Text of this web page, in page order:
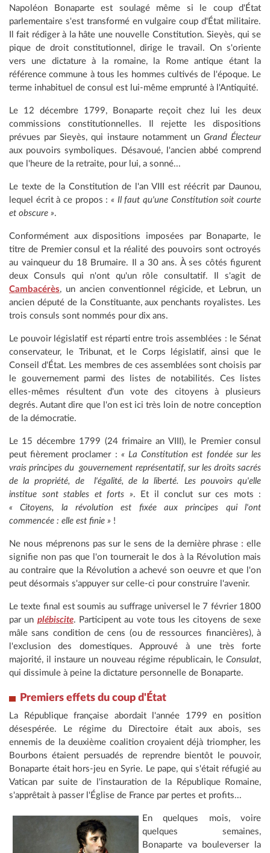
Napoléon Bonaparte est soulagé même si le coup d'État
parlementaire s'est transformé en vulgaire coup d'État militaire.
Il fait rédiger à la hâte une nouvelle Constitution. Sieyès, qui se
pique de droit constitutionnel, dirige le travail. On s'oriente
vers une dictature à la romaine, la Rome antique étant la
référence commune à tous les hommes cultivés de l'époque. Le
terme inhabituel de consul est lui-même emprunté à l'Antiquité.
Le 12 décembre 1799, Bonaparte reçoit chez lui les deux
commissions constitutionnelles. Il rejette les dispositions
prévues par Sieyès, qui instaure notamment un Grand Électeur
aux pouvoirs symboliques. Désavoué, l'ancien abbé comprend
que l'heure de la retraite, pour lui, a sonné...
Le texte de la Constitution de l'an VIII est réécrit par Daunou,
lequel écrit à ce propos : « Il faut qu'une Constitution soit courte
et obscure ».
Conformément aux dispositions imposées par Bonaparte, le
titre de Premier consul et la réalité des pouvoirs sont octroyés
au vainqueur du 18 Brumaire. Il a 30 ans. À ses côtés figurent
deux Consuls qui n'ont qu'un rôle consultatif. Il s'agit de
Cambacérès, un ancien conventionnel régicide, et Lebrun, un
ancien député de la Constituante, aux penchants royalistes. Les
trois consuls sont nommés pour dix ans.
Le pouvoir législatif est réparti entre trois assemblées : le Sénat
conservateur, le Tribunat, et le Corps législatif, ainsi que le
Conseil d'État. Les membres de ces assemblées sont choisis par
le gouvernement parmi des listes de notabilités. Ces listes
elles-mêmes résultent d'un vote des citoyens à plusieurs
degrés. Autant dire que l'on est ici très loin de notre conception
de la démocratie.
Le 15 décembre 1799 (24 frimaire an VIII), le Premier consul
peut fièrement proclamer : « La Constitution est fondée sur les
vrais principes du gouvernement représentatif, sur les droits sacrés
de la propriété, de l'égalité, de la liberté. Les pouvoirs qu'elle
institue sont stables et forts ». Et il conclut sur ces mots :
« Citoyens, la révolution est fixée aux principes qui l'ont
commencée : elle est finie » !
Ne nous méprenons pas sur le sens de la dernière phrase : elle
signifie non pas que l'on tournerait le dos à la Révolution mais
au contraire que la Révolution a achevé son oeuvre et que l'on
peut désormais s'appuyer sur celle-ci pour construire l'avenir.
Le texte final est soumis au suffrage universel le 7 février 1800
par un plébiscite. Participent au vote tous les citoyens de sexe
mâle sans condition de cens (ou de ressources financières), à
l'exclusion des domestiques. Approuvé à une très forte
majorité, il instaure un nouveau régime républicain, le Consulat,
qui dissimule à peine la dictature personnelle de Bonaparte.
Premiers effets du coup d'État
La République française abordait l'année 1799 en position
désespérée. Le régime du Directoire était aux abois, ses
ennemis de la deuxième coalition croyaient déjà triompher, les
Bourbons étaient persuadés de reprendre bientôt le pouvoir,
Bonaparte était hors-jeu en Syrie. Le pape, qui s'était réfugié au
Vatican par suite de l'instauration de la République Romaine,
s'apprêtait à passer l'Église de France par pertes et profits...
En quelques mois, voire
quelques semaines,
Bonaparte va bouleverser la